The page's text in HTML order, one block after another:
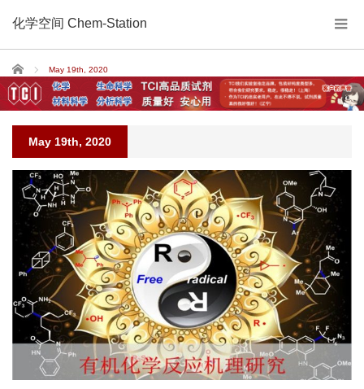
化学空间 Chem-Station
Home May 19th, 2020
May 19th, 2020